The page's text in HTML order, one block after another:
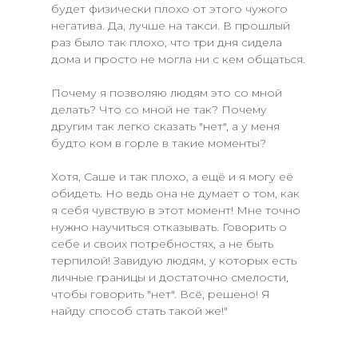
будет физически плохо от этого чужого
негатива. Да, лучше на такси. В прошлый
раз было так плохо, что три дня сидела
дома и просто не могла ни с кем общаться.
Почему я позволяю людям это со мной
делать? Что со мной не так? Почему
другим так легко сказать "нет", а у меня
будто ком в горле в такие моменты?
Хотя, Саше и так плохо, а ещё и я могу её
обидеть. Но ведь она не думает о том, как
я себя чувствую в этот момент! Мне точно
нужно научиться отказывать. Говорить о
себе и своих потребностях, а не быть
терпилой! Завидую людям, у которых есть
личные границы и достаточно смелости,
чтобы говорить "нет". Всё, решено! Я
найду способ стать такой же!"